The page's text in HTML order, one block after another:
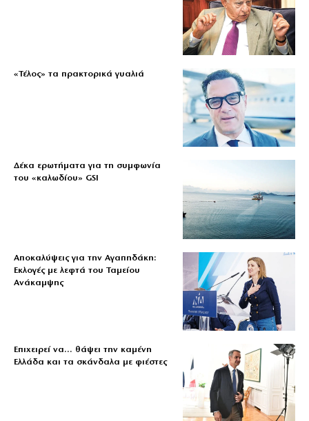
«Τέλος» τα πρακτορικά γυαλιά
Δέκα ερωτήματα για τη συμφωνία
του «καλωδίου» GSI
Αποκαλύψεις για την Αγαπηδάκη:
Εκλογές με λεφτά του Ταμείου
Ανάκαμψης
Επιχειρεί να… θάψει την καμένη
Ελλάδα και τα σκάνδαλα με φιέστες